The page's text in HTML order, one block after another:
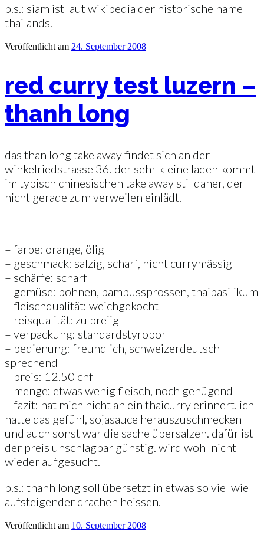
p.s.: siam ist laut wikipedia der historische name
thailands.
Veröffentlicht am 24. September 2008
red curry test luzern –
thanh long
das than long take away findet sich an der
winkelriedstrasse 36. der sehr kleine laden kommt
im typisch chinesischen take away stil daher, der
nicht gerade zum verweilen einlädt.
– farbe: orange, ölig
– geschmack: salzig, scharf, nicht currymässig
– schärfe: scharf
– gemüse: bohnen, bambussprossen, thaibasilikum
– fleischqualität: weichgekocht
– reisqualität: zu breiig
– verpackung: standardstyropor
– bedienung: freundlich, schweizerdeutsch
sprechend
– preis: 12.50 chf
– menge: etwas wenig fleisch, noch genügend
– fazit: hat mich nicht an ein thaicurry erinnert. ich
hatte das gefühl, sojasauce herauszuschmecken
und auch sonst war die sache übersalzen. dafür ist
der preis unschlagbar günstig. wird wohl nicht
wieder aufgesucht.
p.s.: thanh long soll übersetzt in etwas so viel wie
aufsteigender drachen heissen.
Veröffentlicht am 10. September 2008